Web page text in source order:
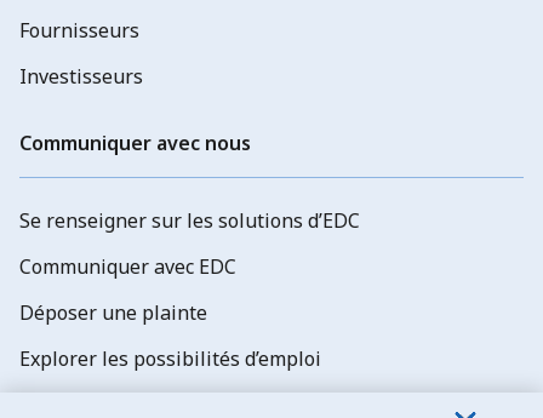
Fournisseurs
Investisseurs
Communiquer avec nous
Se renseigner sur les solutions d’EDC
Communiquer avec EDC
Déposer une plainte
Explorer les possibilités d’emploi